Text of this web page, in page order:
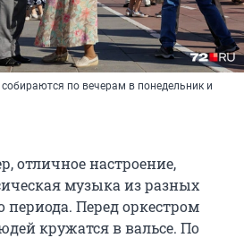
по вечерам в понедельник и
отличное настроение,
музыка из разных
периода. Перед оркестром
кружатся в вальсе. По